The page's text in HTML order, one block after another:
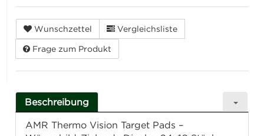
Wunschzettel Vergleichsliste
Frage zum Produkt
Beschreibung
AMR Thermo Vision Target Pads –